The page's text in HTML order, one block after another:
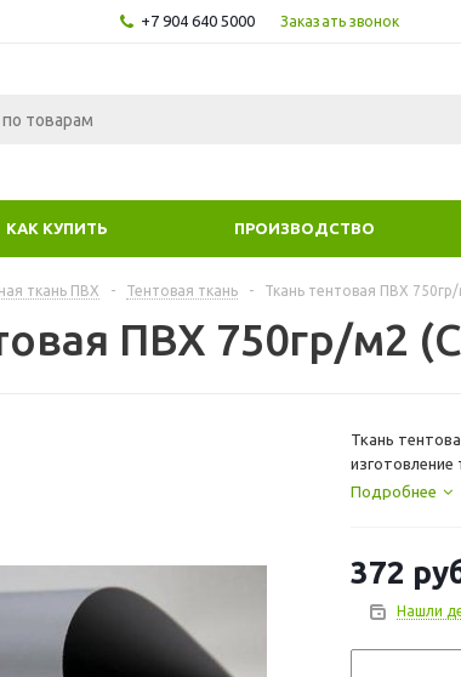
+7 904 640 5000 Заказать звонок
КАК КУПИТЬ ПРОИЗВОДСТВО
ткань ПВХ - Тентовая ткань - Ткань тентовая ПВХ
ПВХ 750гр/м2
Ткань
больше 3кв.м
Подробнее
372
Нашли